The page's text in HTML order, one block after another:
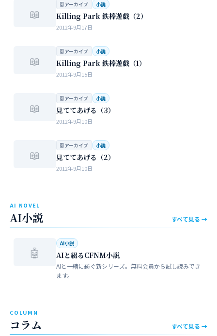
📖
🗄 アーカイブ 小説
Killing Park 鉄棒遊戯（2）
2012年9月17日
📖
🗄 アーカイブ 小説
Killing Park 鉄棒遊戯（1）
2012年9月15日
📖
🗄 アーカイブ 小説
見ててあげる（3）
2012年9月10日
📖
🗄 アーカイブ 小説
見ててあげる（2）
2012年9月10日
AI NOVEL
AI小説 すべて見る →
🤖
AI小説
AIと綴るCFNM小説
AIと一緒に紡ぐ新シリーズ。無料会員から試し読みでき
ます。
COLUMN
コラム すべて見る →